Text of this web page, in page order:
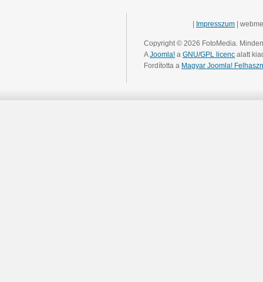
Impresszum |
Copyright © 2026 FotoMedia.
AJoomla! a GNU/GPL licenc alatt
Fordította a Magyar Joomla!